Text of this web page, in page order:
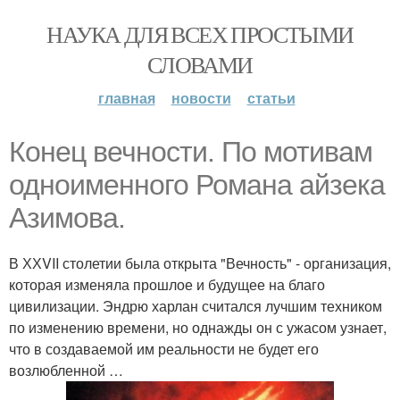
НАУКА ДЛЯ ВСЕХ ПРОСТЫМИ
СЛОВАМИ
главная новости статьи
Конец вечности. По мотивам
одноименного Романа айзека
Азимова.
В ХХVII столетии была открыта "Вечность" - организация,
которая изменяла прошлое и будущее на благо
цивилизации. Эндрю харлан считался лучшим техником
по изменению времени, но однажды он с ужасом узнает,
что в создаваемой им реальности не будет его
возлюбленной …